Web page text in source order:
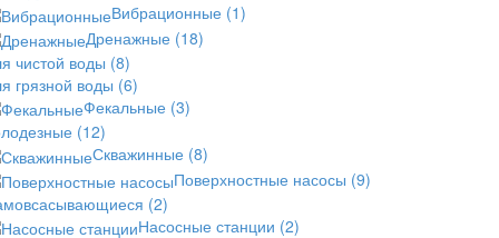
Вибрационные (1)
Дренажные (18)
чистой воды (8)
грязной воды (6)
Фекальные (3)
(12)
Скважинные (8)
Поверхностные насосы (9)
(2)
Насосные станции (2)